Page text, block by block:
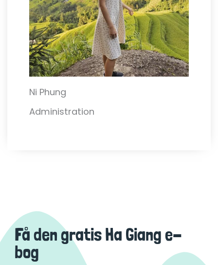
Ni Phung
Administration
Få den gratis Ha Giang e-
bog